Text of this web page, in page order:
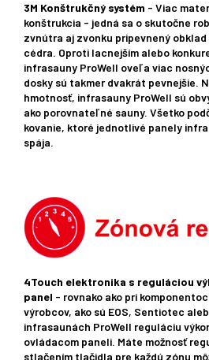
3M Konštrukčný systém - Viac
konštrukcia - jedná sa o skutočne
zvnútra aj zvonku pripevnený
cédra. Oproti lacnejším alebo
infrasauny ProWell oveľa viac
dosky sú takmer dvakrát pevnejšie.
hmotnosť, infrasauny ProWell sú
ako porovnateľné sauny. Všetko
kovanie, ktoré jednotlivé panely
spája.
4Touch elektronika s reguláciou
panel - rovnako ako pri
výrobcov, ako sú EOS, Sentiotec
infrasaunách ProWell reguláciu
ovládacom paneli. Máte možnosť
stlačením tlačidla pre každú zónu